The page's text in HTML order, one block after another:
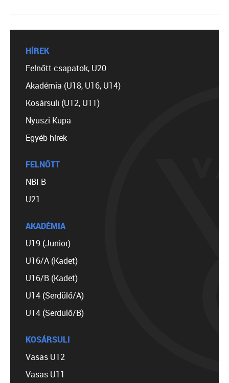
HÍREK
Felnőtt csapatok, U20
Akadémia (U18, U16, U14)
Kosársuli (U12, U11)
Nyuszi Kupa
Egyéb hírek
FELNŐTT
NBI B
U21
AKADÉMIA
U19 (Junior)
U16/A (Kadet)
U16/B (Kadet)
U14 (Serdülő/A)
U14 (Serdülő/B)
KOSÁRSULI
Vasas U12
Vasas U11